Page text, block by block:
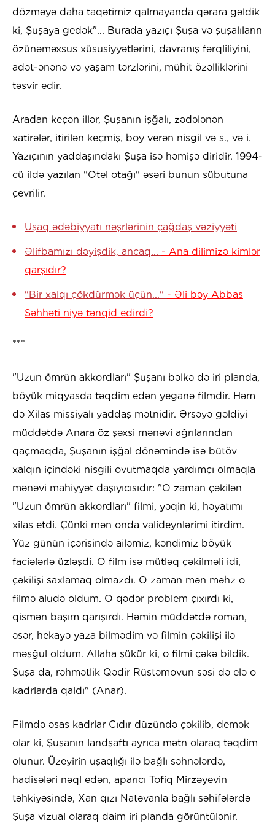
dözməyə daha taqətimiz qalmayanda qərara gəldik
ki, Şuşaya gedək"... Burada yazıçı Şuşa və şuşalıların
özünəməxsus xüsusiyyətlərini, davranış fərqliliyini,
adət-ənənə və yaşam tərzlərini, mühit özəlliklərini
təsvir edir.
Aradan keçən illər, Şuşanın işğalı, zədələnən
xatirələr, itirilən keçmiş, boy verən nisgil və s., və i.
Yazıçının yaddaşındakı Şuşa isə həmişə diridir. 1994-
cü ildə yazılan "Otel otağı" əsəri bunun sübutuna
çevrilir.
Uşaq ədəbiyyatı nəşrlərinin çağdaş vəziyyəti
Əlifbamızı dəyişdik, ancaq... - Ana dilimizə kimlər
qarşıdır?
"Bir xalqı çökdürmək üçün..." - Əli bəy Abbas
Səhhəti niyə tənqid edirdi?
***
"Uzun ömrün akkordları" Şuşanı bəlkə də iri planda,
böyük miqyasda təqdim edən yeganə filmdir. Həm
də Xilas missiyalı yaddaş mətnidir. Ərsəyə gəldiyi
müddətdə Anara öz şəxsi mənəvi ağrılarından
qaçmaqda, Şuşanın işğal dönəmində isə bütöv
xalqın içindəki nisgili ovutmaqda yardımçı olmaqla
mənəvi mahiyyət daşıyıcısıdır: "O zaman çəkilən
"Uzun ömrün akkordları" filmi, yəqin ki, həyatımı
xilas etdi. Çünki mən onda valideynlərimi itirdim.
Yüz günün içərisində ailəmiz, kəndimiz böyük
faciələrlə üzləşdi. O film isə mütləq çəkilməli idi,
çəkilişi saxlamaq olmazdı. O zaman mən məhz o
filmə aludə oldum. O qədər problem çıxırdı ki,
qismən başım qarışırdı. Həmin müddətdə roman,
əsər, hekayə yaza bilmədim və filmin çəkilişi ilə
məşğul oldum. Allaha şükür ki, o filmi çəkə bildik.
Şuşa da, rəhmətlik Qədir Rüstəmovun səsi də elə o
kadrlarda qaldı" (Anar).
Filmdə əsas kadrlar Cıdır düzündə çəkilib, demək
olar ki, Şuşanın landşaftı ayrıca mətn olaraq təqdim
olunur. Üzeyirin uşaqlığı ilə bağlı səhnələrdə,
hadisələri nəql edən, aparıcı Tofiq Mirzəyevin
təhkiyəsində, Xan qızı Natəvanla bağlı səhifələrdə
Şuşa vizual olaraq daim iri planda görüntülənir.